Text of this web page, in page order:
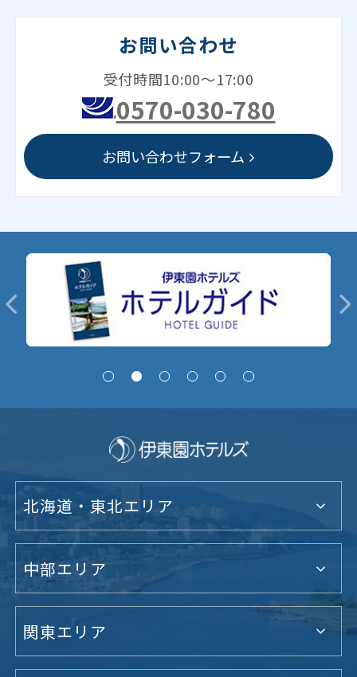
お問い合わせ
受付時間10:00～17:00
0570-030-780
お問い合わせフォーム
北海道・東北エリア
中部エリア
関東エリア